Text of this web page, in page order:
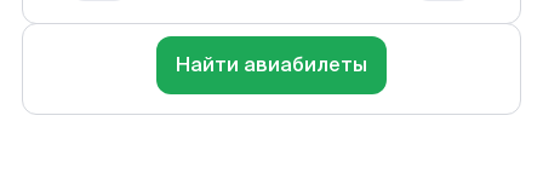
Найти авиабилеты